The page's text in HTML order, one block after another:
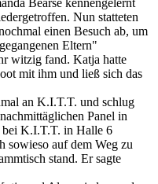
Nun statteten
einen Besuch ab, um
Eltern"
witzig fand. Katja hatte
mit ihm und ließ sich das
an K.I.T.T. und schlug
Panel in
K.I.T.T. in Halle 6
sowieso auf dem Weg zu
stand. Er sagte